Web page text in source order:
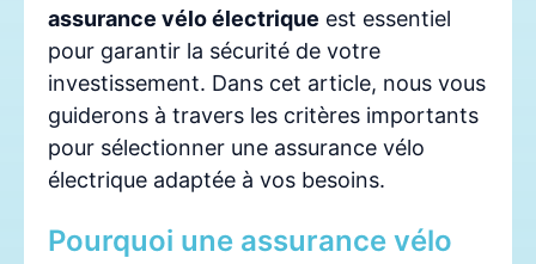
assurance vélo électrique est essentiel
pour garantir la sécurité de votre
investissement. Dans cet article, nous vous
guiderons à travers les critères importants
pour sélectionner une assurance vélo
électrique adaptée à vos besoins.
Pourquoi une assurance vélo